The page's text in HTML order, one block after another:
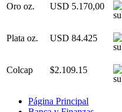
Oro oz. USD 5.170,00
Plata oz. USD 84.425
Colcap $2.109.15
Página Principal